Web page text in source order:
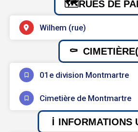
RUES DE
Wilhem (rue)
01e division Montmartre
Cimetière de Montmartre
INFORMATIONS